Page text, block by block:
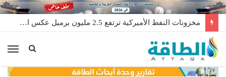
مخزونات النفط الأميركية ترتفع 2.5 مليون برميل عكس التوقعات